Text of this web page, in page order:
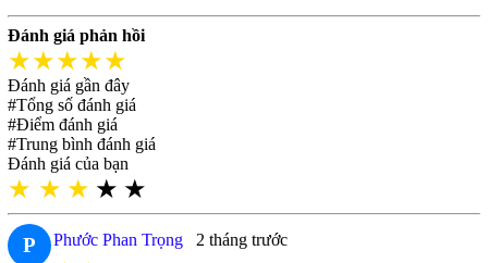
Đánh giá phản hồi
★★★★★
Đánh giá gần đây
#Tổng số đánh giá
#Điểm đánh giá
#Trung bình đánh giá
Đánh giá của bạn
★ ★ ★ ★ ★
P Phước Phan Trọng 2 tháng trước